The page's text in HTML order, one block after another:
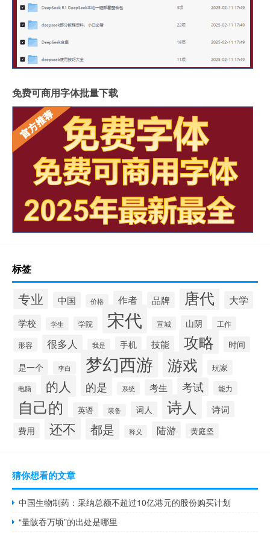
免费可商用字体批量下载
标签
专业 中国 价格 作者 品牌 唐代 大学
学校 学生 学院 宋代 宣城 山阴 工作
形容 很多人 我是 手机 技能 攻略
时间
是一个
李白 梦幻西游 游戏 玩家
电脑 的人 的是 系统 考生 考试 能力
自己的 英语 装备 词人 诗人 诗词
费用 还不 都是 释义 陆游 黄庭坚
猜你想看的文章
中国生物制药：采纳总额不超过10亿港元的股份购买计划
“量陂吞万顷”的出处是哪里